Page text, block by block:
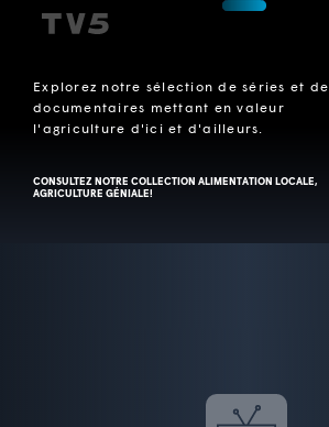
Explorez notre sélection de séries et de
documentaires mettant en valeur
l'agriculture d'ici et d'ailleurs.
CONSULTEZ NOTRE COLLECTION ALIMENTATION LOCALE,
AGRICULTURE GÉNIALE!